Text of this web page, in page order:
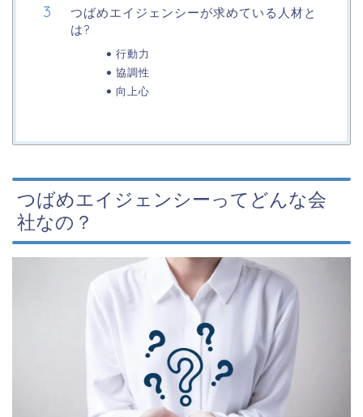
つばめエイジェンシーが求めている人材と
は?
行動力
協調性
向上心
つばめエイジェンシーってどんな会
社なの？